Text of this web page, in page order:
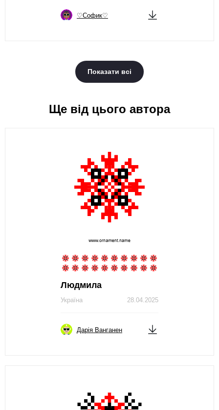
♡Софик♡
Показати всі
Ще від цього автора
Людмила
28.04.2025
Україна
Дарія Ванганен